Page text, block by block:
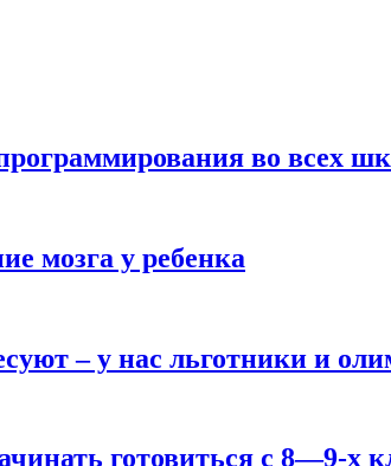
во всех
мозга у ребенка
– у нас льготники и
готовиться с 8—9-х